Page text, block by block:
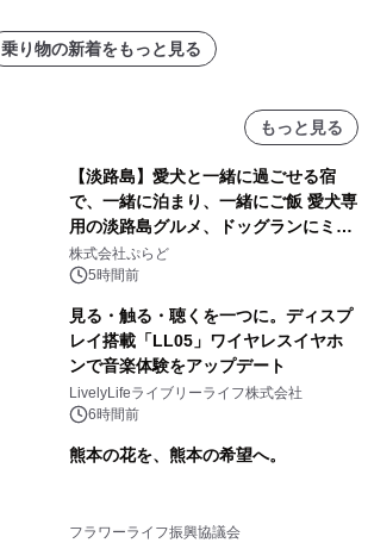
乗り物の新着をもっと見る
もっと見る
【淡路島】愛犬と一緒に過ごせる宿
で、一緒に泊まり、一緒にご飯 愛犬専
用の淡路島グルメ、ドッグランにミニ
プール グランピングとトレーラーハウ
スの2施設で
株式会社ぷらど
5時間前
見る・触る・聴くを一つに。ディスプ
レイ搭載「LL05」ワイヤレスイヤホ
ンで音楽体験をアップデート
LivelyLifeライブリーライフ株式会社
6時間前
熊本の花を、熊本の希望へ。
フラワーライフ振興協議会